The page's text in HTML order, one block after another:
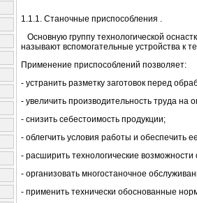
1.1.1. Станочные приспособления .
Основную группу технологической
называют вспомогательные устройства к
Применение приспособлений позволяет:
- устранить разметку заготовок перед
- увеличить производительность труда на
- снизить себестоимость продукции;
- облегчить условия работы и обеспечить
- расширить технологические
- организовать многостаночное
- применить технически обоснованные